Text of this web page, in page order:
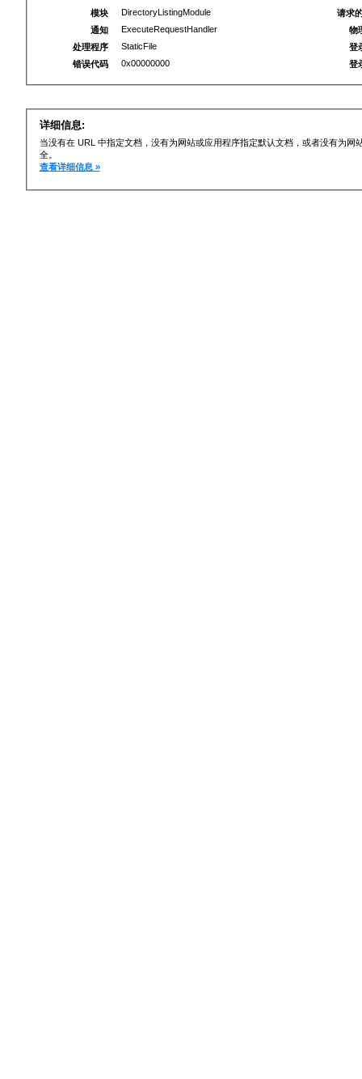
模块
DirectoryListingModule
通知
ExecuteRequestHandler
处理程序
StaticFile
错误代码
0x00000000
请求
物
登
登
详细信息:
当没有在 URL 中指定文档，没有为网站或应用程序指定默认文档，或者没有为
全。
查看详细信息 »